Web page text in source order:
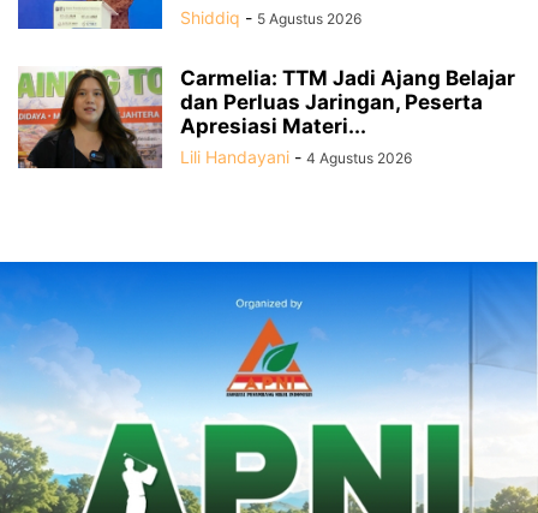
Shiddiq - 5 Agustus 2026
Carmelia: TTM Jadi Ajang Belajar
dan Perluas Jaringan, Peserta
Apresiasi Materi...
Lili Handayani - 4 Agustus 2026